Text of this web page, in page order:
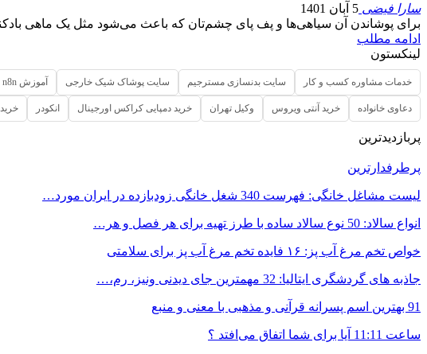
سارا فیضی 5 آبان 1401
برای پوشاندن آن سیاهی‌ها و پف پای چشم‌تان که باعث می‌شود مثل یک ماهی
ادامه مطلب
لینکستون
خدمات مشاوره کسب و کار سایت بدنسازی مسترجیم سایت پوشاک شیک خارجی آموزش n8n
دعاوی خانواده خرید آنتی ویروس وکیل تهران خرید دمپایی کراکس اورجینال انکودر
پربازدیدترین
پرطرفدارترین
لیست مشاغل خانگی: فهرست 340 شغل خانگی زودبازده در ایران مورد…
انواع سالاد: 50 نوع سالاد ساده با طرز تهیه برای هر فصل و هر…
خواص تخم مرغ آب پز: ۱۶ فایده تخم مرغ آب پز برای سلامتی
جاذبه های گردشگری ایتالیا: 32 مهمترین جای دیدنی ونیز، رم،…
91 بهترین اسم پسرانه قرآنی و مذهبی با معنی و منبع
ساعت 11:11 آیا برای شما اتفاق می‌افتد ؟